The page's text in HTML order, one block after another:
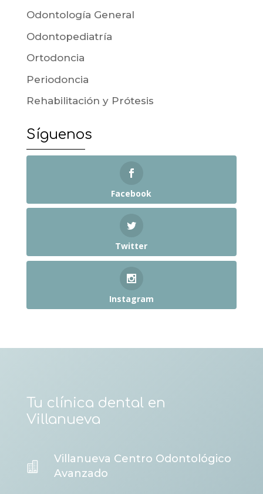
Odontología General
Odontopediatría
Ortodoncia
Periodoncia
Rehabilitación y Prótesis
Síguenos
Facebook
Twitter
Instagram
Tu clínica dental en
Villanueva

Villanueva Centro Odontológico
Avanzado